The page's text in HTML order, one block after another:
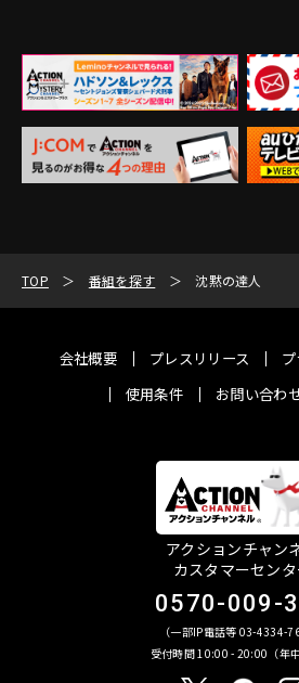
TOP 番組を探す 沈黙の達人
会社概要 プレスリリース
使用条件
お問い合わ
アクションチャン
カスタマーセン
0570-009-
（一部IP電話等 03-4334-
受付時間 10:00 - 20:00（年中